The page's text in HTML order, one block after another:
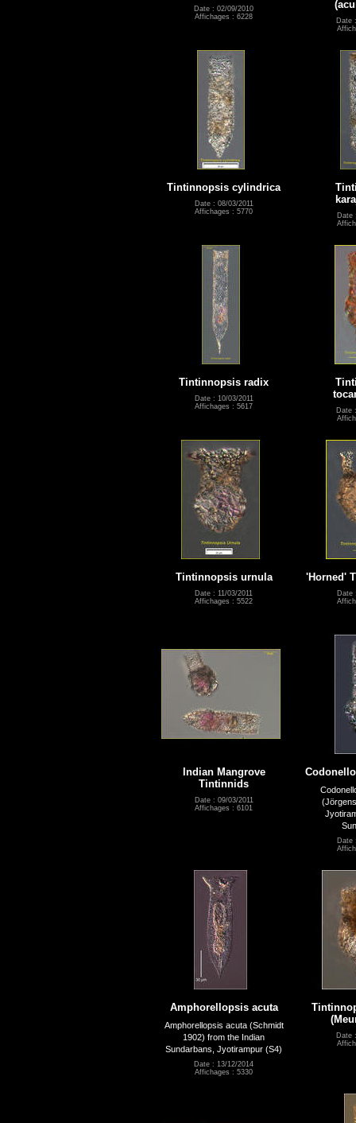
Date : 02/09/2010
Affichages : 6228
Date
Tintinnopsis cylindrica
Date : 08/03/2011
Affichages : 5770
Date
Tintinnopsis radix
Date : 10/03/2011
Affichages : 5617
Date
Tintinnopsis urnula
Date : 11/03/2011
Affichages : 5522
'Horned'
Date
Indian Mangrove
Tintinnids
Date : 09/03/2011
Affichages : 6101
Date
Amphorellopsis acuta
Amphorellopsis acuta (Schmidt
1902) from the Indian
Sundarbans, Jyotirampur (S4)
Date : 13/12/2014
Affichages : 5330
Date